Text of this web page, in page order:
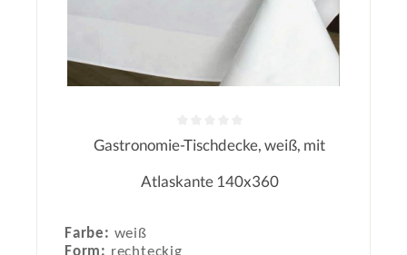
Durchschnittliche Bewertung von
Gastronomie-Tischdecke, weiß, mit
Atlaskante 140x360
Farbe: weiß
Form: rechteckig